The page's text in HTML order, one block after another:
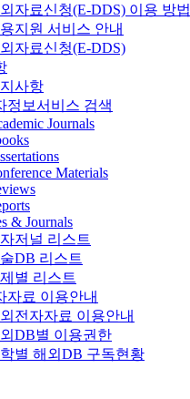
자료신청(E-DDS) 이용 방법
지원 서비스 안내
자료신청(E-DDS)
사항
정보서비스 검색
Journals
Materials
& Journals
저널 리스트
DB 리스트
별 리스트
자료 이용안내
전자자료 이용안내
DB별 이용권한
별 해외DB 구독현황